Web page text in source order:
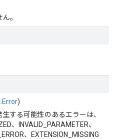
。
)
する可能性のあるエラーは、
、INVALID_PARAMETER、
、EXTENSION_MISSING